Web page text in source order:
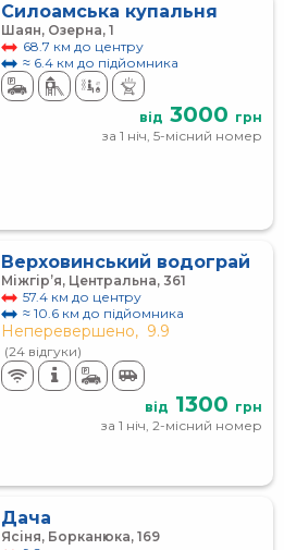
Силоамська купальня
Шаян, Озерна, 1
68.7 км до центру
≈ 6.4 км до підйомника
від 3000 грн
за 1 ніч, 5-місний номер
Верховинський водограй
Міжгір’я, Центральна, 361
57.4 км до центру
≈ 10.6 км до підйомника
Неперевершено, 9.9
(24 відгуки)
від 1300 грн
за 1 ніч, 2-місний номер
Дача
Ясіня, Борканюка, 169